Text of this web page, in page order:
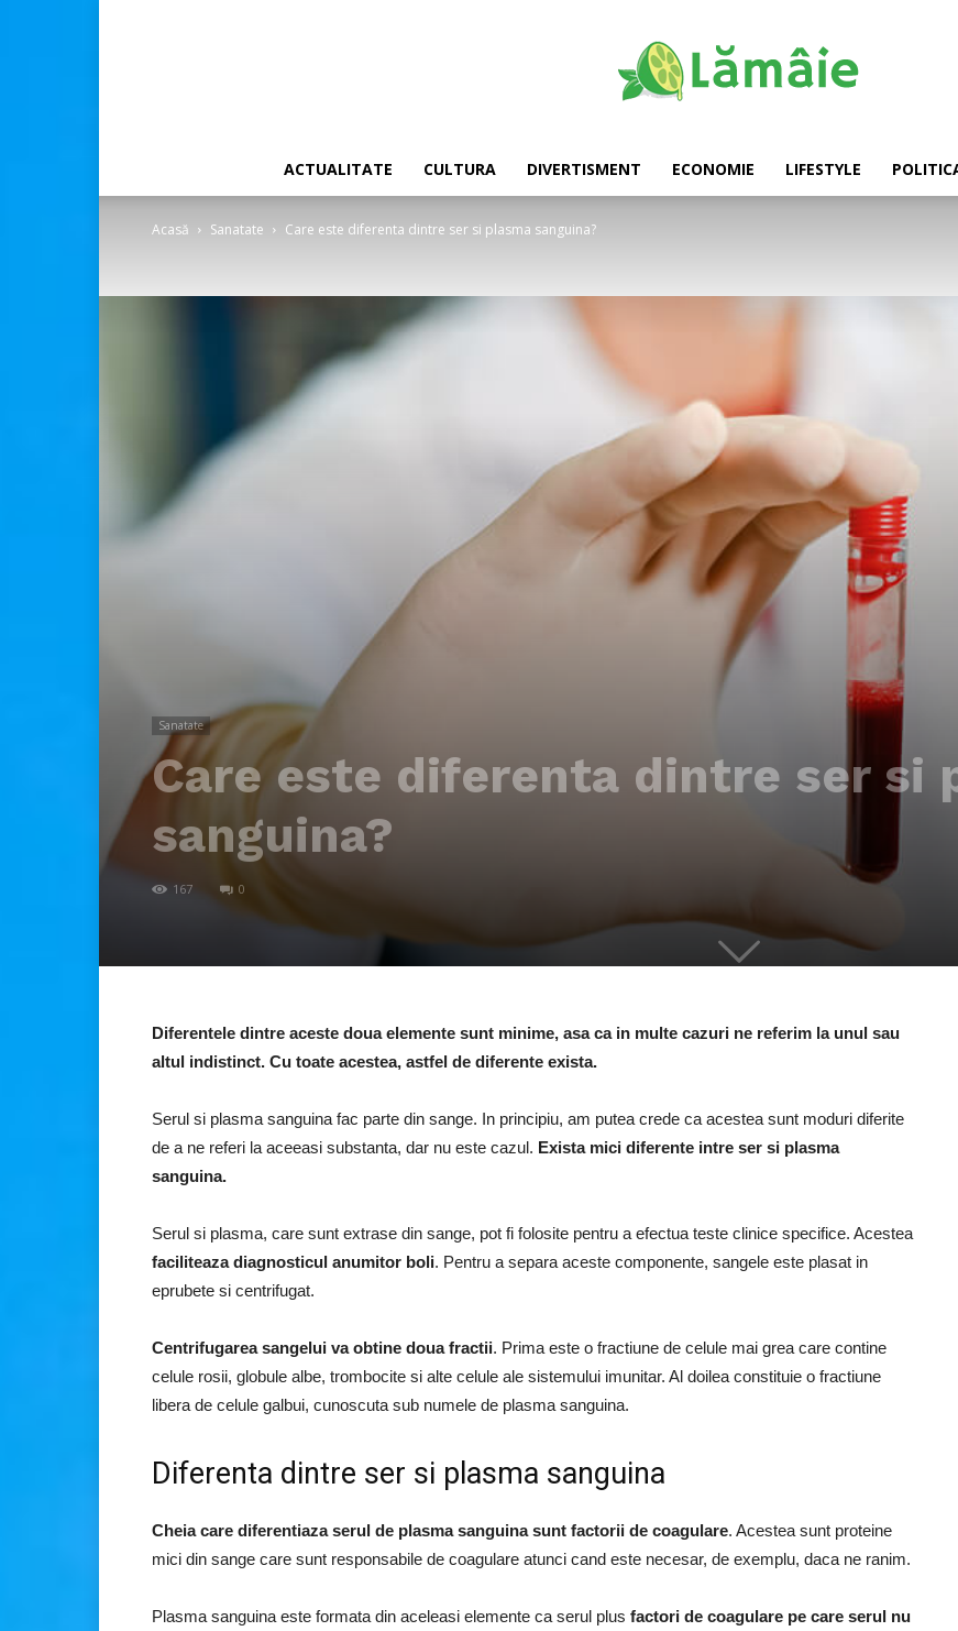
ACTUALITATE CULTURA DIVERTISMENT ECONOMIE LIFESTYLE
Acasă Sanatate Care este diferenta dintre ser si plasma sanguina?
Sanatate
Care este diferenta dintre ser si
sanguina?
167 0
Diferentele dintre aceste doua elemente sunt minime, asa ca in multe cazuri ne referim la unul sau
altul indistinct. Cu toate acestea, astfel de diferente exista.
Serul si plasma sanguina fac parte din sange. In principiu, am putea crede ca acestea sunt moduri diferite
de a ne referi la aceeasi substanta, dar nu este cazul. Exista mici diferente intre ser si plasma
sanguina.
Serul si plasma, care sunt extrase din sange, pot fi folosite pentru a efectua teste clinice specifice. Acestea
faciliteaza diagnosticul anumitor boli. Pentru a separa aceste componente, sangele este plasat in
eprubete si centrifugat.
Centrifugarea sangelui va obtine doua fractii. Prima este o fractiune de celule mai grea care contine
celule rosii, globule albe, trombocite si alte celule ale sistemului imunitar. Al doilea constituie o fractiune
libera de celule galbui, cunoscuta sub numele de plasma sanguina.
Diferenta dintre ser si plasma sanguina
Cheia care diferentiaza serul de plasma sanguina sunt factorii de coagulare. Acestea sunt proteine ​​
mici din sange care sunt responsabile de coagulare atunci cand este necesar, de exemplu, daca ne ranim.
Plasma sanguina este formata din aceleasi elemente ca serul plus factori de coagulare pe care serul nu